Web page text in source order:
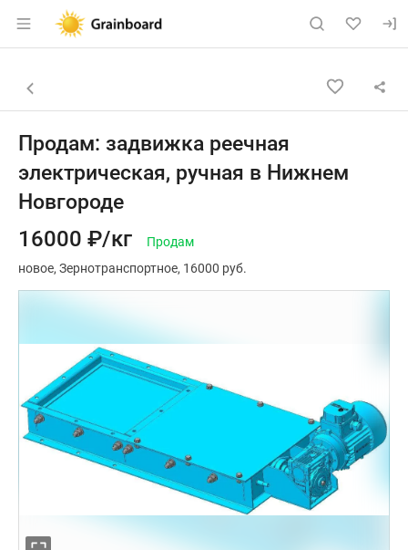
Раздел навигации по сайту
Объявление: Продам:
Навигация и управление объявлением
Назад к списку объявлений
Продам: задвижка реечная
электрическая, ручная в Нижнем
Новгороде
16000 ₽/кг
Продам
новое Зернотранспортное 16000 руб.